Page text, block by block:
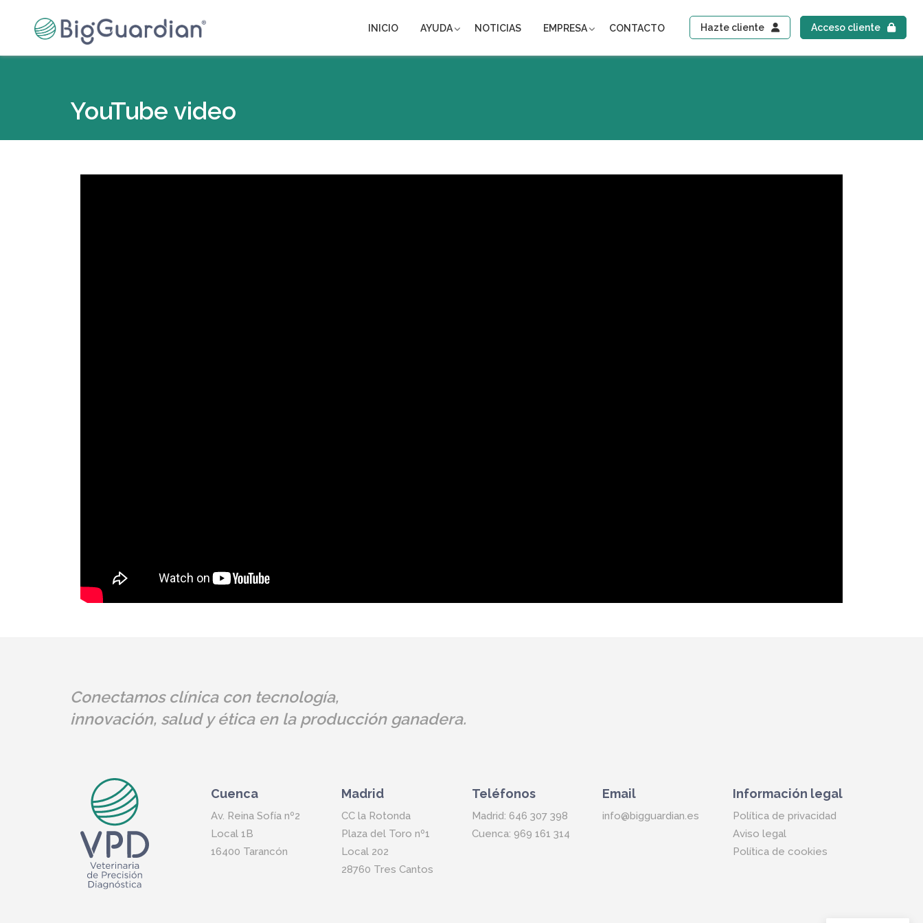
INICIO AYUDA NOTICIAS EMPRESA CONTACTO Hazte cliente Acceso cliente
YouTube video
Conectamos clínica con tecnología,
innovación, salud y ética en la producción ganadera.
Cuenca
Av. Reina Sofía nº2
Local 1B
16400 Tarancón
Madrid
CC la Rotonda
Plaza del Toro nº1
Local 202
28760 Tres Cantos
Teléfonos
Madrid: 646 307 398
Cuenca: 969 161 314
Email
info@bigguardian.es
Información legal
Política de privacidad
Aviso legal
Política de cookies